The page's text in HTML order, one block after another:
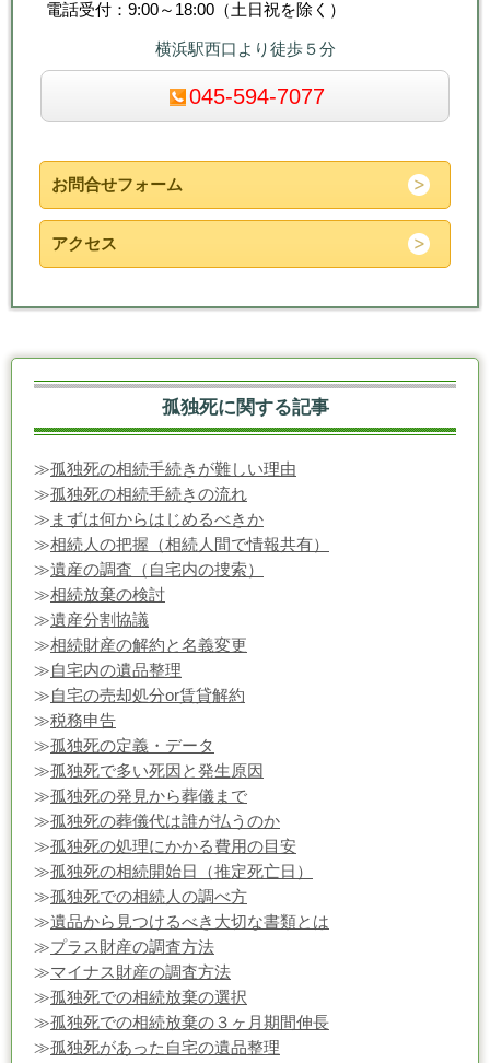
電話受付：9:00～18:00（土日祝を除く）
横浜駅西口より徒歩５分
045-594-7077
お問合せフォーム
アクセス
孤独死に関する記事
≫孤独死の相続手続きが難しい理由
≫孤独死の相続手続きの流れ
≫ まずは何からはじめるべきか
≫相続人の把握（相続人間で情報共有）
≫遺産の調査（自宅内の捜索）
≫相続放棄の検討
≫遺産分割協議
≫相続財産の解約と名義変更
≫自宅内の遺品整理
≫自宅の売却処分or賃貸解約
≫税務申告
≫孤独死の定義・データ
≫孤独死で多い死因と発生原因
≫孤独死の発見から葬儀まで
≫孤独死の葬儀代は誰が払うのか
≫孤独死の処理にかかる費用の目安
≫孤独死の相続開始日（推定死亡日）
≫孤独死での相続人の調べ方
≫遺品から見つけるべき大切な書類とは
≫プラス財産の調査方法
≫マイナス財産の調査方法
≫孤独死での相続放棄の選択
≫孤独死での相続放棄の３ヶ月期間伸長
≫孤独死があった自宅の遺品整理